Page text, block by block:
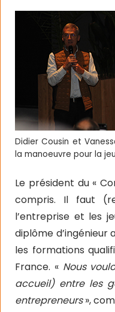
Didier Cousin et
la manoeuvre pour la
Le président du «
compris. Il faut
l’entreprise et les
diplôme d’ingénieur
les formations
France. « Nous
accueil) entre les
entrepreneurs»,